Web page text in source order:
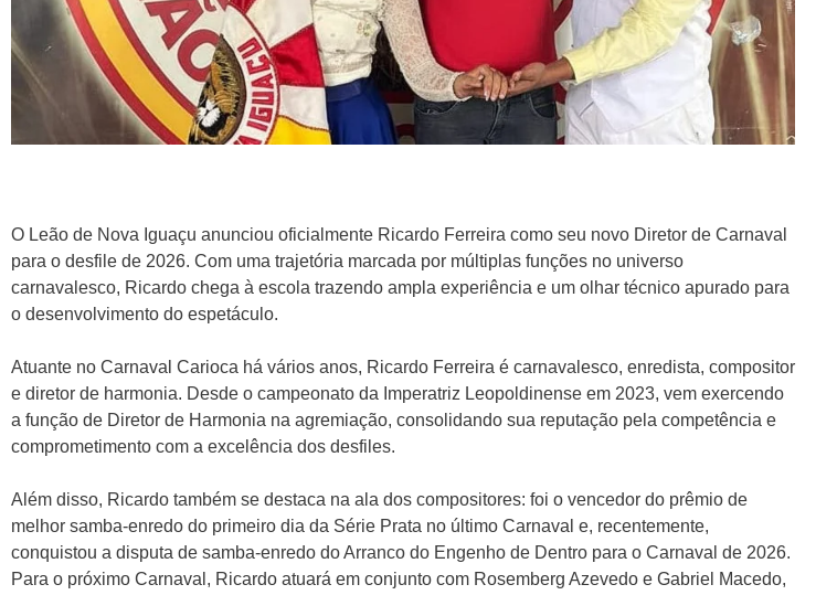
O Leão de Nova Iguaçu anunciou oficialmente Ricardo Ferreira como seu novo Diretor de Carnaval
para o desfile de 2026. Com uma trajetória marcada por múltiplas funções no universo
carnavalesco, Ricardo chega à escola trazendo ampla experiência e um olhar técnico apurado para
o desenvolvimento do espetáculo.
Atuante no Carnaval Carioca há vários anos, Ricardo Ferreira é carnavalesco, enredista, compositor
e diretor de harmonia. Desde o campeonato da Imperatriz Leopoldinense em 2023, vem exercendo
a função de Diretor de Harmonia na agremiação, consolidando sua reputação pela competência e
comprometimento com a excelência dos desfiles.
Além disso, Ricardo também se destaca na ala dos compositores: foi o vencedor do prêmio de
melhor samba-enredo do primeiro dia da Série Prata no último Carnaval e, recentemente,
conquistou a disputa de samba-enredo do Arranco do Engenho de Dentro para o Carnaval de 2026.
Para o próximo Carnaval, Ricardo atuará em conjunto com Rosemberg Azevedo e Gabriel Macedo,